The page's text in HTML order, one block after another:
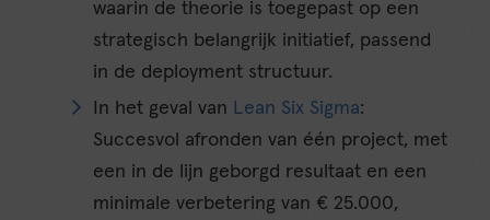
waarin de theorie is toegepast op een
strategisch belangrijk initiatief, passend
in de deployment structuur.
In het geval van
Lean Six Sigma:
Succesvol afronden van één project, met
een in de lijn geborgd resultaat en een
minimale verbetering van € 25.000,